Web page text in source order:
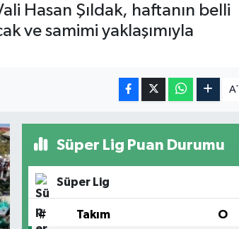
Hasan Şıldak, haftanın belli
ve samimi yaklaşımıyla
A-
Süper Lig Puan Durumu
Süper Lig
# Takım O